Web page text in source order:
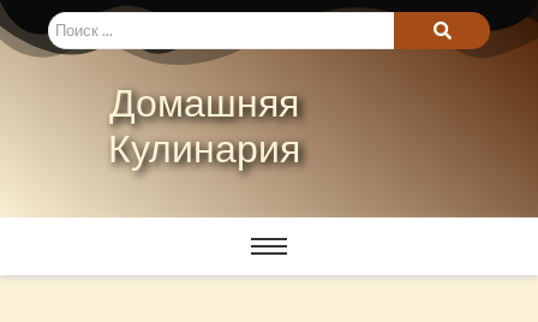
Домашняя
Кулинария